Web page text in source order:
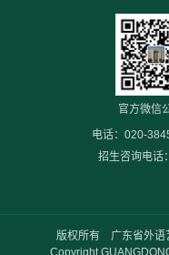
官方微信
电话：020-
招生咨询电话
版权所有 广东省外语
Copyright